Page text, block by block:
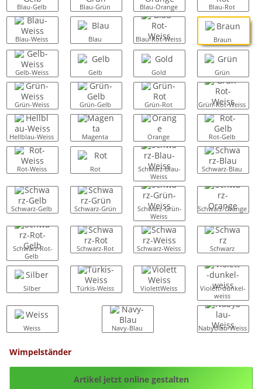
Blau-Gelb Blau-Grün Blau-Orange Blau-Rot
Blau-Weiss Blau Blau-Rot-Weiss Braun
Gelb-Weiss Gelb Gold Grün
Grün-Weiss Grün-Gelb Grün-Rot Grün-Rot-Weiss
Hellblau-Weiss Magenta Orange Rot-Gelb
Rot-Weiss Rot
Schwarz-Blau-
Weiss
Schwarz-Blau
Schwarz-Gelb Schwarz-Grün
Schwarz-Grün-
Weiss
Schwarz-Orange
Schwarz-Rot-
Gelb
Schwarz-Rot Schwarz-Weiss Schwarz
Silber Türkis-Weiss ViolettWeiss
Violett-dunkel-
weiss
Weiss Navy-Blau Nabyblau-Weiss
Wimpelständer
Config_ID
Artikel jetzt online gestalten